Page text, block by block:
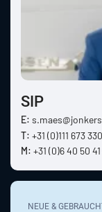
SIP
E:
T: +31 (0)111 673 330
M: +31 (0)6 40 50 41
NEUE &